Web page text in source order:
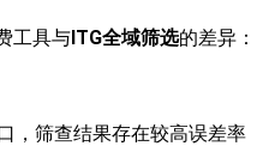
工具与ITG全域筛选的差异：
，筛查结果存在较高误差率